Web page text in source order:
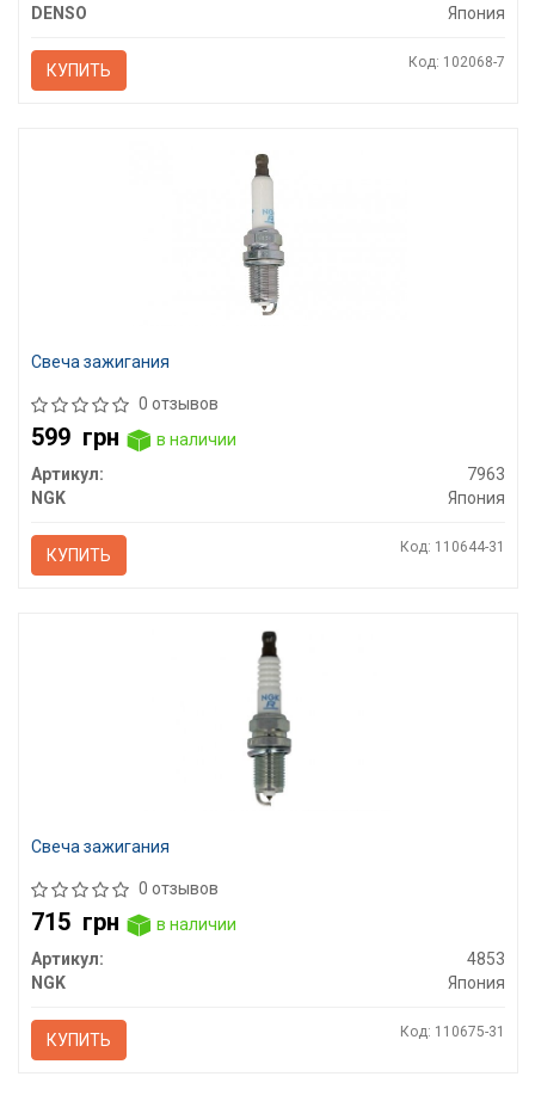
DENSO
Япония
КУПИТЬ Код: 102068-7
Свеча зажигания
0 отзывов
599 грн
в наличии
Артикул:
7963
NGK
Япония
КУПИТЬ Код: 110644-31
Свеча зажигания
0 отзывов
715 грн
в наличии
Артикул:
4853
NGK
Япония
КУПИТЬ Код: 110675-31